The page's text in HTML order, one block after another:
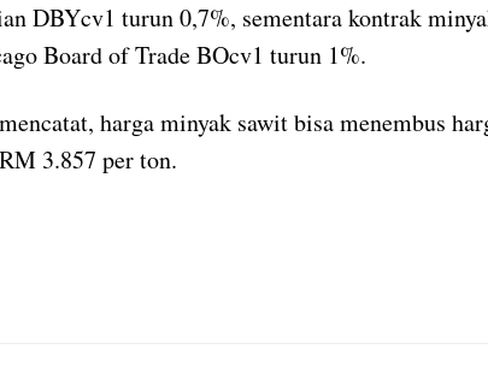
DBYcv1 turun 0,7%, sementara kontrak
Board of Trade BOcv1 turun 1%.
harga minyak sawit bisa menembus
3.857 per ton.